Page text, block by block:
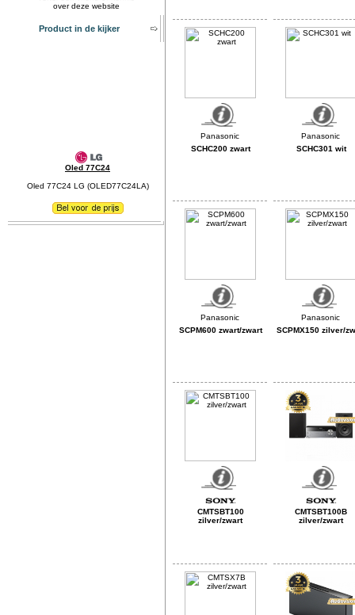
over deze website
Product in de kijker
Oled 77C24
Oled 77C24 LG (OLED77C24LA)
SCHC200 zwart SCHC301 wit
SCPM600 zwart/zwart SCPMX150 zilver/
CMTSBT100
zilver/zwart
CMTSBT100B
zilver/zwart